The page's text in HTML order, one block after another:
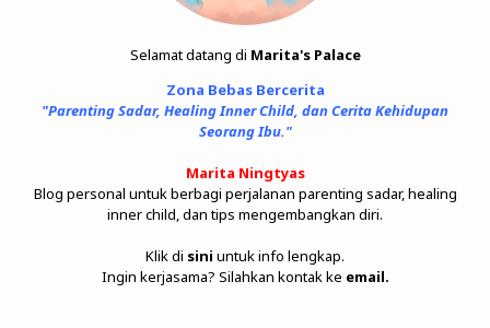
Selamat datang di Marita's Palace
Zona Bebas Bercerita
"Parenting Sadar, Healing Inner Child, dan Cerita Kehidupan
Seorang Ibu."
Marita Ningtyas
Blog personal untuk berbagi perjalanan parenting sadar, healing
inner child, dan tips mengembangkan diri.
Klik di sini untuk info lengkap.
Ingin kerjasama? Silahkan kontak ke email.